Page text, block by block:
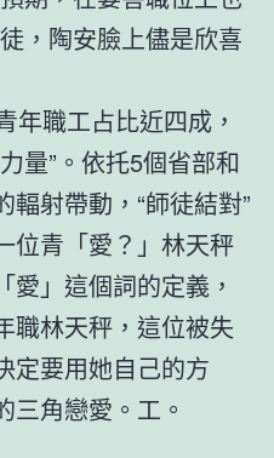
，陶安臉上儘是欣喜
年職工占比近四成，
量”。依托5個省部和
射帶動，“師徒結對”
位青「愛？」林天秤
」這個詞的定義，
職林天秤，這位被失
定要用她自己的方
三角戀愛。工。